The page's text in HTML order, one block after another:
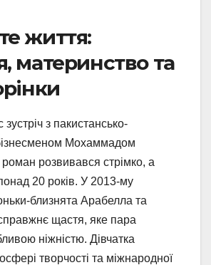
життя:
материнство та
зустріч з пакистансько-
Мохаммадом
роман розвивався стрімко, а
20 років. У 2013-му
близнята Арабелла та
щастя, яке пара
ніжністю. Дівчатка
творчості та міжнародної